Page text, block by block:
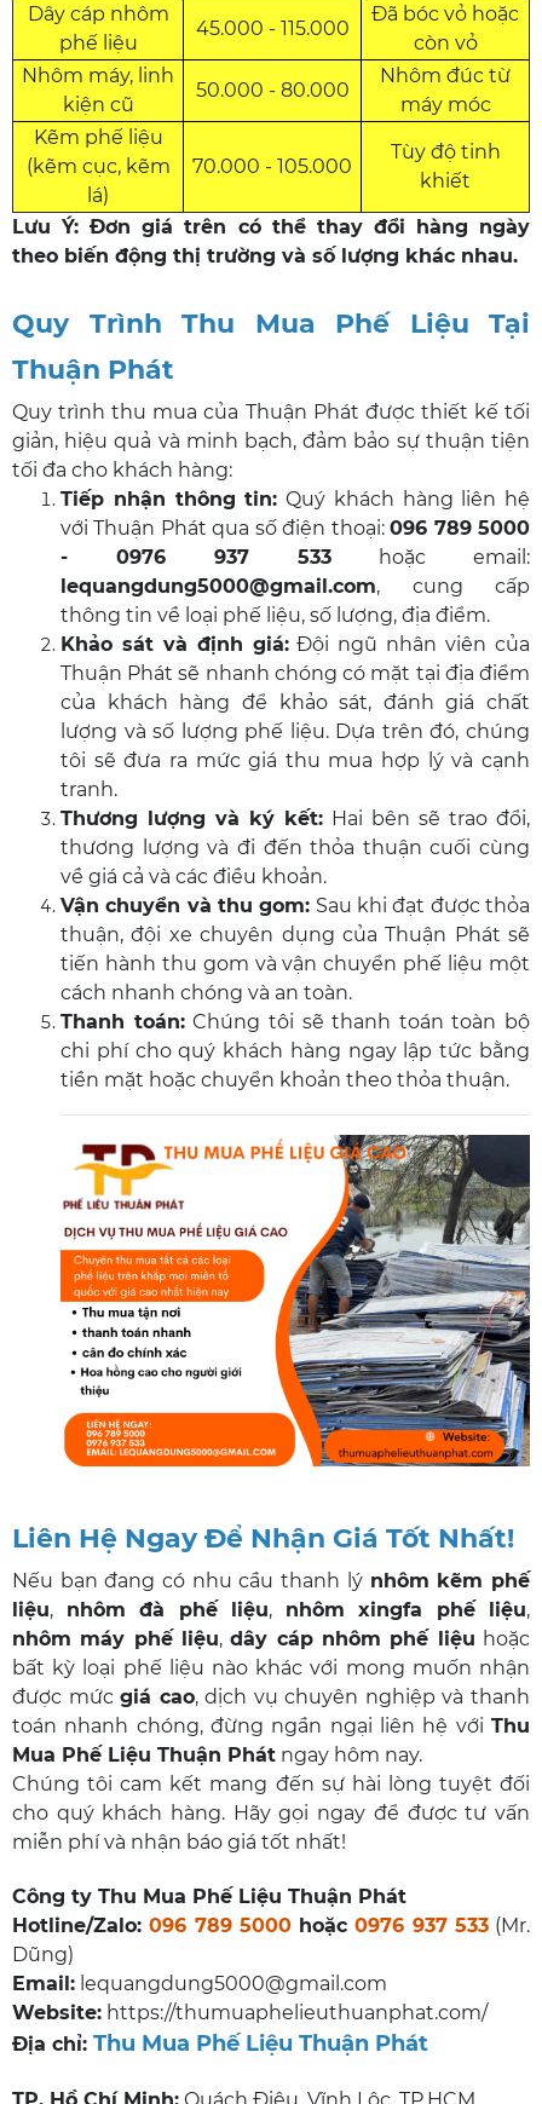
Dây cáp nhôm
phế liệu
45.000 - 115.000
Đã bóc vỏ hoặc
còn vỏ
Nhôm máy, linh
kiện cũ
50.000 - 80.000
Nhôm đúc từ
máy móc
Kẽm phế liệu
(kẽm cục, kẽm
lá)
70.000 - 105.000
Tùy độ tinh
khiết
Lưu Ý: Đơn giá trên có thể thay đổi hàng ngày
theo biến động thị trường và số lượng khác nhau.
Quy Trình Thu Mua Phế Liệu Tại
Thuận Phát
Quy trình thu mua của Thuận Phát được thiết kế tối
giản, hiệu quả và minh bạch, đảm bảo sự thuận tiện
tối đa cho khách hàng:
Tiếp nhận thông tin: Quý khách hàng liên hệ
với Thuận Phát qua số điện thoại:096 789 5000
- 0976 937 533 hoặc email:
lequangdung5000@gmail.com, cung cấp
thông tin về loại phế liệu, số lượng, địa điểm.
Khảo sát và định giá:Đội ngũ nhân viên của
Thuận Phát sẽ nhanh chóng có mặt tại địa điểm
của khách hàng để khảo sát, đánh giá chất
lượng và số lượng phế liệu. Dựa trên đó, chúng
tôi sẽ đưa ra mức giá thu mua hợp lý và cạnh
tranh.
Thương lượng và ký kết: Hai bên sẽ trao đổi,
thương lượng và đi đến thỏa thuận cuối cùng
về giá cả và các điều khoản.
Vận chuyển và thu gom: Sau khi đạt được thỏa
thuận, đội xe chuyên dụng của Thuận Phát sẽ
tiến hành thu gom và vận chuyển phế liệu một
cách nhanh chóng và an toàn.
Thanh toán:Chúng tôi sẽ thanh toán toàn bộ
chi phí cho quý khách hàng ngay lập tức bằng
tiền mặt hoặc chuyển khoản theo thỏa thuận.
Liên Hệ Ngay Để Nhận Giá Tốt Nhất!
Nếu bạn đang có nhu cầu thanh lý nhôm kẽm phế
liệu, nhôm đà phế liệu, nhôm xingfa phế liệu,
nhôm máy phế liệu,dây cáp nhôm phế liệu hoặc
bất kỳ loại phế liệu nào khác với mong muốn nhận
được mứcgiá cao, dịch vụ chuyên nghiệp và thanh
toán nhanh chóng, đừng ngần ngại liên hệ với Thu
Mua Phế Liệu Thuận Phát ngay hôm nay.
Chúng tôi cam kết mang đến sự hài lòng tuyệt đối
cho quý khách hàng. Hãy gọi ngay để được tư vấn
miễn phí và nhận báo giá tốt nhất!
Công ty Thu Mua Phế Liệu Thuận Phát
Hotline/Zalo:096 789 5000hoặc0976 937 533(Mr.
Dũng)
Email: lequangdung5000@gmail.com
Website: https://thumuaphelieuthuanphat.com/
Địa chỉ: Thu Mua Phế Liệu Thuận Phát